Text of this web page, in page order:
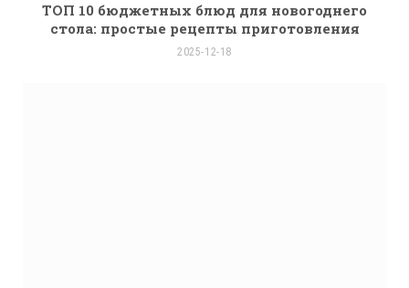
ТОП 10 бюджетных блюд для новогоднего
стола: простые рецепты приготовления
2025-12-18